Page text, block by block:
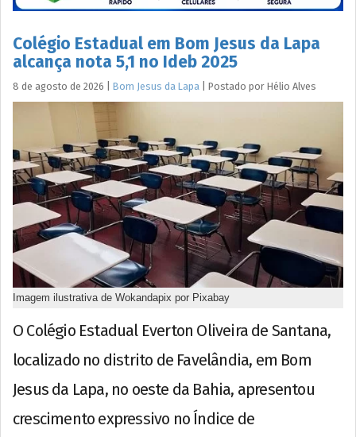
Colégio Estadual em Bom Jesus da Lapa
alcança nota 5,1 no Ideb 2025
8 de agosto de 2026 Bom Jesus da Lapa Postado por Hélio Alves
Imagem ilustrativa de Wokandapix por Pixabay
O Colégio Estadual Everton Oliveira de Santana,
localizado no distrito de Favelândia, em Bom
Jesus da Lapa, no oeste da Bahia, apresentou
crescimento expressivo no Índice de